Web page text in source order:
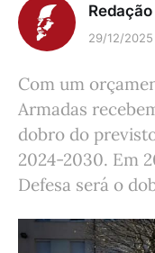
Redação
29/12/2025
Com um
Armadas
dobro do
2024-2030. Em
Defesa será o